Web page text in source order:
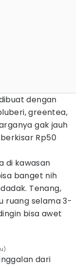
dengan
greentea,
gak jauh
Rp50
di kawasan
banget nih
Tenang,
ruang selama 3-
bisa awet
dari